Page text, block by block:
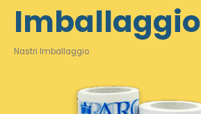
Imballaggio
Nastri Imballaggio